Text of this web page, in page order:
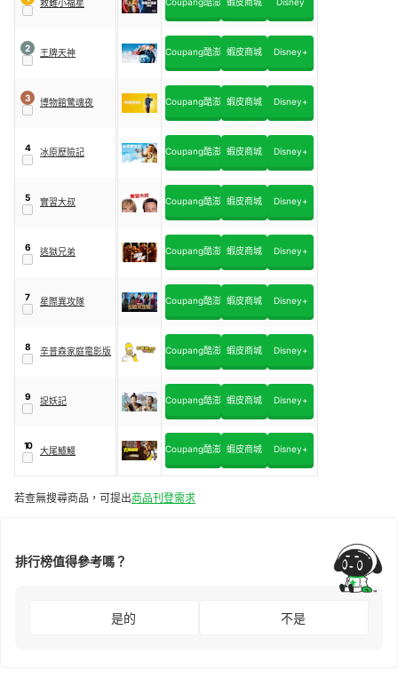
救難小福星
2 王牌天神 Coupang酷澎 蝦皮商城 Disney+
3 博物館驚魂夜 Coupang酷澎 蝦皮商城 Disney+
4 冰原歷險記 Coupang酷澎 蝦皮商城 Disney+
5 實習大叔 Coupang酷澎 蝦皮商城 Disney+
6 逃獄兄弟 Coupang酷澎 蝦皮商城 Disney+
7 星際異攻隊 Coupang酷澎 蝦皮商城 Disney+
8 辛普森家庭電影版 Coupang酷澎 蝦皮商城 Disney+
9 捉妖記 Coupang酷澎 蝦皮商城 Disney+
10
大尾鱸鰻 Coupang酷澎 蝦皮商城 Disney+
若查無搜尋商品，可提出商品刊登需求
排行榜值得參考嗎？
是的 不是